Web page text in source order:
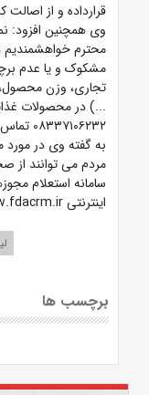
قرارداده و از
وی همچنین افزود:
محترم خواهشمندیم
مشکوک و یا عدم
تجاری، وزن
...) در محصولات
۰۸۳۳۷۱۰۶۲۳۲ تماس حاصل فرمایند.
به گفته وی در مورد
مردم می توانند
سامانه استعلام
اینترنتی www.fdacrm.ir مطلع شوند.
برچسب ها